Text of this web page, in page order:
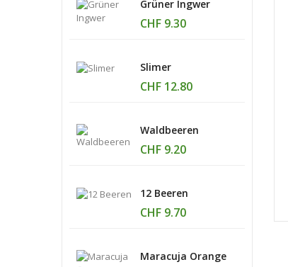
Grüner Ingwer
CHF 9.30
Slimer
CHF 12.80
Waldbeeren
CHF 9.20
12 Beeren
CHF 9.70
Maracuja Orange